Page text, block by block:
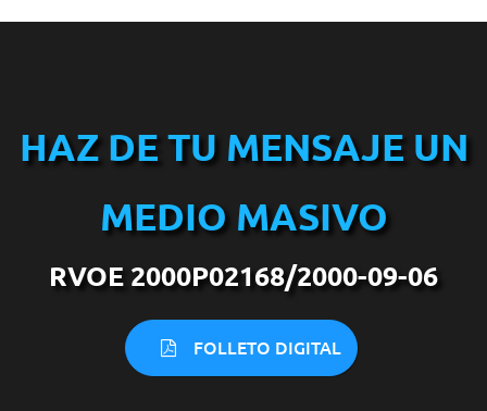
HAZ DE TU MENSAJE UN
MEDIO MASIVO
RVOE 2000P02168/2000-09-06
FOLLETO DIGITAL